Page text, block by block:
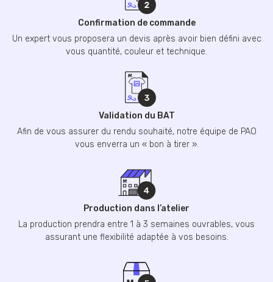
Confirmation de commande
Un expert vous proposera un devis après avoir bien défini avec
vous quantité, couleur et technique.
Validation du BAT
Afin de vous assurer du rendu souhaité, notre équipe de PAO
vous enverra un « bon à tirer ».
Production dans l’atelier
La production prendra entre 1 à 3 semaines ouvrables, vous
assurant une flexibilité adaptée à vos besoins.